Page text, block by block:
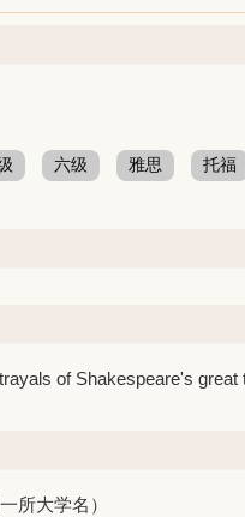
六级 雅思 托福
of Shakespeare's
所大学名）